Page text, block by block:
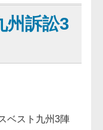
州訴訟3
ベスト九州3陣